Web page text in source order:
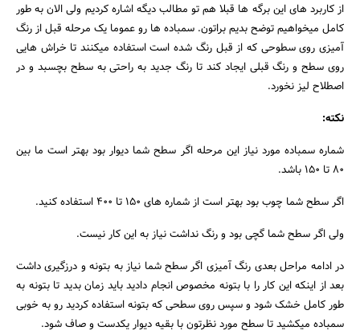
جستجو
از کاربرد های این برگه ها قبلا هم تو مطالب دیگه اشاره کردیم ولی الان به طور
کامل میخواهیم توضح بدیم براتون. سمباده ها رو عموما یک مرحله قبل از رنگ
آمیزی روی سطوحی که از قبل رنگ شده است استفاده میکنند تا خراش هایی
روی سطح و رنگ قبلی ایجاد کند تا رنگ جدید به راحتی به سطح بچسبد و در
اصطلاح لیز نخورد.
نکته:
شماره سمباده مورد نیاز این مرحله اگر سطح شما دیوار بود بهتر است ما بین
80 تا 150 باشد.
اگر سطح شما چوب بود بهتر است از شماره های 150 تا 400 استفاده کنید.
ولی اگر سطح شما گچی بود و رنگ نداشت نیاز به این کار نیست.
در ادامه مراحل بعدی رنگ آمیزی اگر سطح شما نیاز به بتونه و درزگیری داشت
بعد از اینکه این کار را با بتونه مخصوص انجام دادید باید زمان بدید تا بتونه به
طور کامل خشک شود و سپس روی سطحی که بتونه استفاده کردید رو به خوبی
سمباده میکشید تا سطح مورد نظرتون با بقیه دیوار یکدست و صاف شود.